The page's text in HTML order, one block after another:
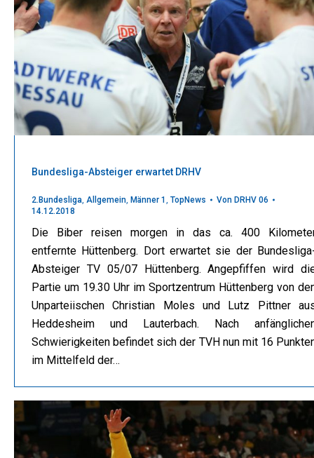
Bundesliga-Absteiger erwartet DRHV
2.Bundesliga, Allgemein, Männer 1 , TopNews Von DRHV 06
14.12.2018
Die Biber reisen morgen in das ca. 400
entfernte Hüttenberg. Dort erwartet sie der
Absteiger TV 05/07 Hüttenberg. Angepfiffen wird
Partie um 19.30 Uhr im Sportzentrum Hüttenberg von
Unparteiischen Christian Moles und Lutz Pittner
Heddesheim und Lauterbach. Nach
Schwierigkeiten befindet sich der TVH nun mit 16
im Mittelfeld der…